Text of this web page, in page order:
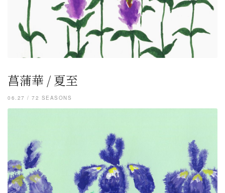
菖蒲華 / 夏至
06.27 / 72 SEASONS